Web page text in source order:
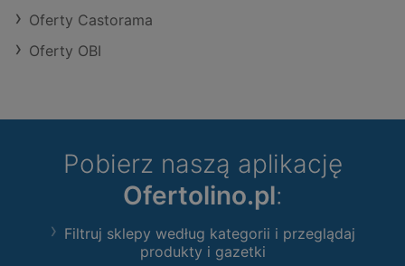
Oferty Castorama
Oferty OBI
Pobierz naszą aplikację
Ofertolino.pl:
Filtruj sklepy według kategorii i przeglądaj
produkty i gazetki